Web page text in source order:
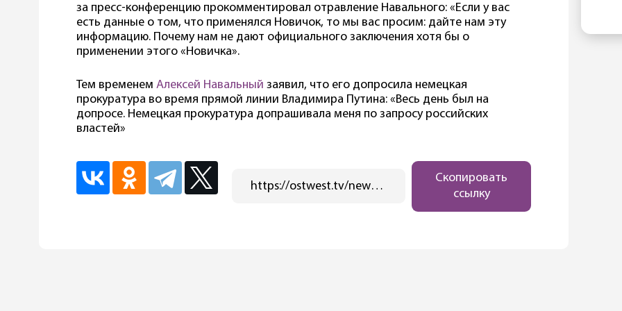
за пресс-конференцию прокомментировал отравление Навального: «Если у вас
есть данные о том, что применялся Новичок, то мы вас просим: дайте нам эту
информацию. Почему нам не дают официального заключения хотя бы о
применении этого «Новичка».
Тем временем Алексей Навальный заявил, что его допросила немецкая
прокуратура во время прямой линии Владимира Путина: «Весь день был на
допросе. Немецкая прокуратура допрашивала меня по запросу российских
властей»
https://ostwest.tv/news/putin-otvetil-na-vopros-ob-otravlenii-navalnogo/
Скопировать
ссылку